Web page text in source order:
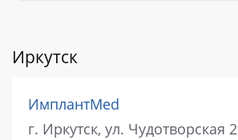
Иркутск
ИмплантMed
г. Иркутск, ул. Чудотворская 2